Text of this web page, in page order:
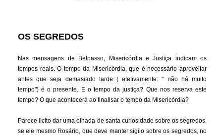
OS SEGREDOS
Nas mensagens de Belpasso, Misericórdia e Justiça indicam os
tempos reais. O tempo da Misericórdia, que é necessário aproveitar
antes que seja demasiado tarde ( efetivamente: " não há muito
tempo") é o presente. E o tempo da justiça? Que nos reserva este
tempo? O que acontecerá ao finalisar o tempo da Misericórdia?
Parece lícito dar uma olhada de santa curiosidade sobre os segredos,
se ele mesmo Rosário, que deve manter sigilo sobre os segredos, no